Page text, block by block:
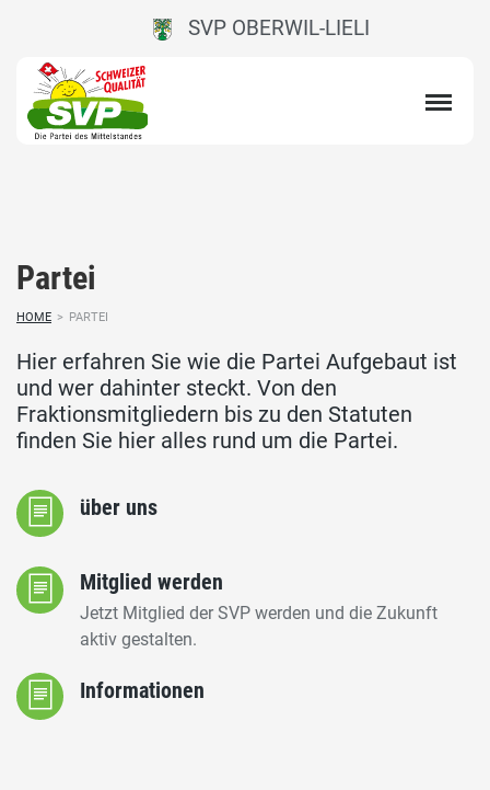
SVP OBERWIL-LIELI
Partei
HOME > PARTEI
Hier erfahren Sie wie die Partei Aufgebaut ist
und wer dahinter steckt. Von den
Fraktionsmitgliedern bis zu den Statuten
finden Sie hier alles rund um die Partei.
über uns
Mitglied werden
Jetzt Mitglied der SVP werden und die Zukunft
aktiv gestalten.
Informationen